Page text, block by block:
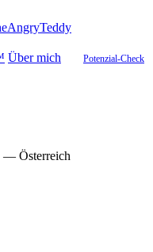
Über mich
Potenzial-Check
— Österreich